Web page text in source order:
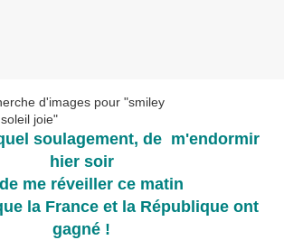
soulagement, de m'endormir
hier soir
me réveiller ce matin
la France et la République ont
gagné !